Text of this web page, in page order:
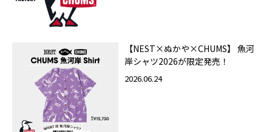
【NEST×ぬかや×CHUMS】 魚河
岸シャツ2026が限定発売！
2026.06.24